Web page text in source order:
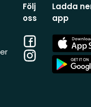
Följ
oss
Facebook
Instagram
Ladda
app
App
Store
App
Store